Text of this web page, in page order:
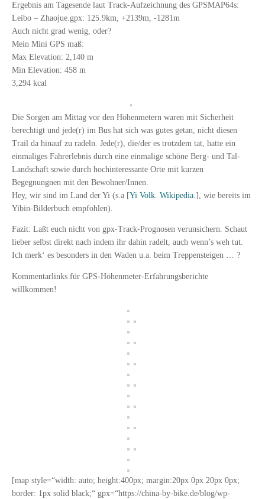
Ergebnis am Tagesende laut Track-Aufzeichnung des GPSMAP64s:
Leibo – Zhaojue.gpx: 125.9km, +2139m, -1281m
Auch nicht grad wenig, oder?
Mein Mini GPS maß:
Max Elevation: 2,140 m
Min Elevation: 458 m
3,294 kcal
Die Sorgen am Mittag vor den Höhenmetern waren mit Sicherheit
berechtigt und jede(r) im Bus hat sich was gutes getan, nicht diesen
Trail da hinauf zu radeln. Jede(r), die/der es trotzdem tat, hatte ein
einmaliges Fahrerlebnis durch eine einmalige schöne Berg- und Tal-
Landschaft sowie durch hochinteressante Orte mit kurzen
Begegnungnen mit den Bewohner/Innen.
Hey, wir sind im Land der Yi (s.a [Yi Volk. Wikipedia. ], wie bereits im
Yibin-Bilderbuch empfohlen).
Fazit: Laßt euch nicht von gpx-Track-Prognosen verunsichern. Schaut
lieber selbst direkt nach indem ihr dahin radelt, auch wenn’s weh tut.
Ich merk‘ es besonders in den Waden u.a. beim Treppensteigen … ?
Kommentarlinks für GPS-Höhenmeter-Erfahrungsberichte
willkommen!
[map style=“width: auto; height:400px; margin:20px 0px 20px 0px;
border: 1px solid black;“ gpx=“https://china-by-bike.de/blog/wp-